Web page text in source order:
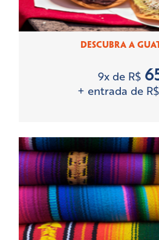
DESCUBRA A
9x de R$
+ entrada de